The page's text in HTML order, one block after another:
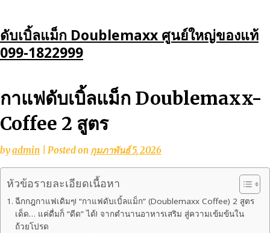
to
content
ดับเบิ้ลแม็ก Doublemaxx ศูนย์ใหญ่ของแท้
099-1822999
กาแฟดับเบิ้ลแม็ก Doublemaxx-
Coffee 2 สูตร
byadmin Posted on กุมภาพันธ์ 5, 2026
หัวข้อรายละเอียดเนื้อหา
ฉีกกฎกาแฟเดิมๆ! “กาแฟดับเบิ้ลแม็ก” (Doublemaxx Coffee) 2 สูตร
เด็ด… แค่ดื่มก็ “ดีด” ได้! จากตำนานอาหารเสริม สู่ความเข้มข้นใน
ถ้วยโปรด